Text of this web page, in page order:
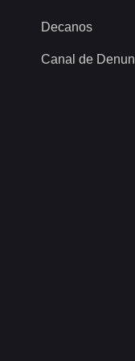
Decanos
Canal de